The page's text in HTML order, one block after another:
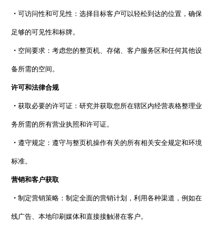
・ 可访问性和可见性：选择目标客户可以轻松到达的位置，确保
足够的可见性和标牌。
・ 空间要求：考虑您的整页机、存储、客户服务区和任何其他设
备所需的空间。
许可和法律合规
・ 获取必要的许可证：研究并获取您所在辖区内经营表格整理业
务所需的所有营业执照和许可证。
・ 遵守规定：遵守与整页机操作有关的所有相关安全规定和环境
标准。
营销和客户获取
・ 制定营销策略：制定全面的营销计划，利用各种渠道，例如在
线广告、本地印刷媒体和直接接触潜在客户。